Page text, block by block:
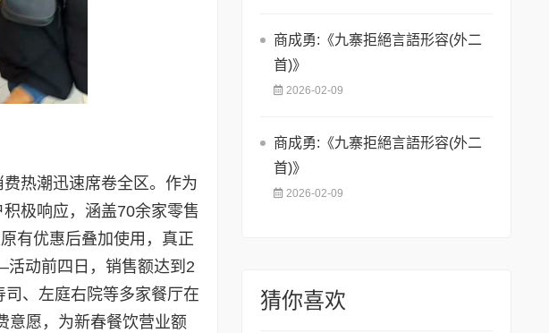
热潮迅速席卷全区。作为
极响应，涵盖70余家零售
有优惠后叠加使用，真正
活动前四日，销售额达到2
、左庭右院等多家餐厅在
意愿，为新春餐饮营业额
商成勇:《九寨拒絕言語形容(外二
首)》
2026-02-09
商成勇:《九寨拒絕言語形容(外二
首)》
2026-02-09
猜你喜欢